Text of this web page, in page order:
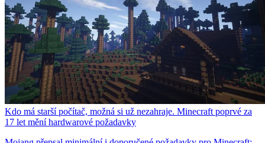
Kdo má starší počítač, možná si už nezahraje. Minecraft poprvé za
17 let mění hardwarové požadavky